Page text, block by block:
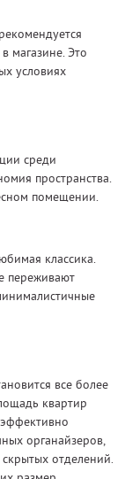
магазине. Это
условиях
среди
пространства.
помещении.
классика.
переживают
все более
квартир
органайзеров,
отделений.